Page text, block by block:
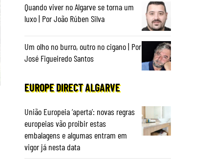
Quando viver no Algarve se torna um
luxo | Por João Rúben Silva
Um olho no burro, outro no cigano | Por
José Figueiredo Santos
EUROPE DIRECT ALGARVE
União Europeia ‘aperta’: novas regras
europeias vão proibir estas
embalagens e algumas entram em
vigor já nesta data